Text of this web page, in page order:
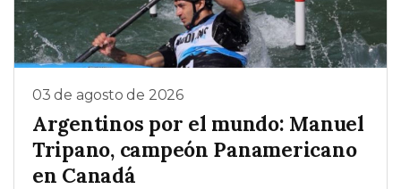
03 de agosto de 2026
Argentinos por el mundo: Manuel
Tripano, campeón Panamericano
en Canadá